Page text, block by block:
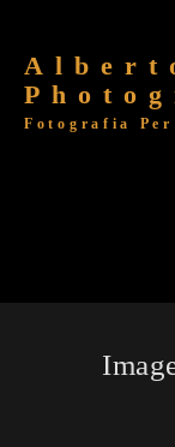
Fotografia Per